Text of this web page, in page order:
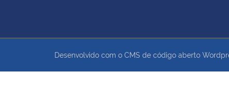
Desenvolvido com o CMS de código aberto